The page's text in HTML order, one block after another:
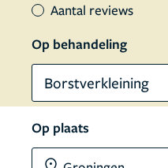
Aantal reviews
Op behandeling
Borstverkleining
Op plaats